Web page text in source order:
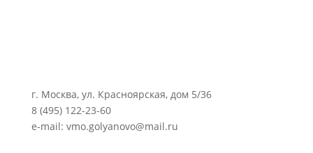
г. Москва, ул. Красноярская, дом 5/36
8 (495) 122-23-60
e-mail: vmo.golyanovo@mail.ru